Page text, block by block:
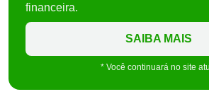
financeira.
SAIBA MAIS
* Você continuará no site